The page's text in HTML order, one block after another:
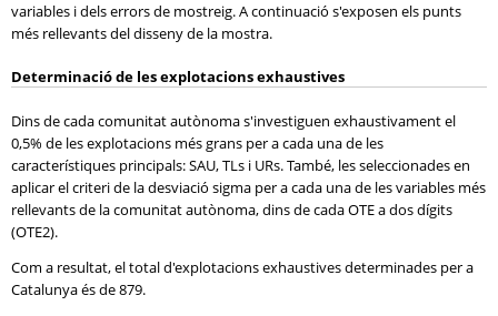
variables i dels errors de mostreig. A continuació s'exposen els punts
més rellevants del disseny de la mostra.
Determinació de les explotacions exhaustives
Dins de cada comunitat autònoma s'investiguen exhaustivament el
0,5% de les explotacions més grans per a cada una de les
característiques principals: SAU, TLs i URs. També, les seleccionades en
aplicar el criteri de la desviació sigma per a cada una de les variables més
rellevants de la comunitat autònoma, dins de cada OTE a dos dígits
(OTE2).
Com a resultat, el total d'explotacions exhaustives determinades per a
Catalunya és de 879.